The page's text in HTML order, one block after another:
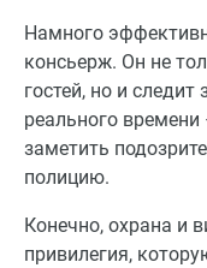
Намного
консьерж. Он не
гостей, но и
реального времени
заметить
полицию.
Конечно, охрана и
привилегия,